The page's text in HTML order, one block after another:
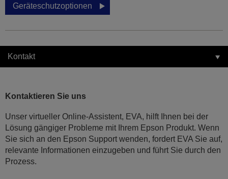
Geräteschutzoptionen
Kontakt
Kontaktieren Sie uns
Unser virtueller Online-Assistent, EVA, hilft Ihnen bei der
Lösung gängiger Probleme mit Ihrem Epson Produkt. Wenn
Sie sich an den Epson Support wenden, fordert EVA Sie auf,
relevante Informationen einzugeben und führt Sie durch den
Prozess.